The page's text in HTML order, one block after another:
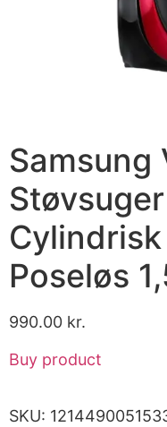
Samsung
Poseløs
990.00 kr.
Buy product
SKU: